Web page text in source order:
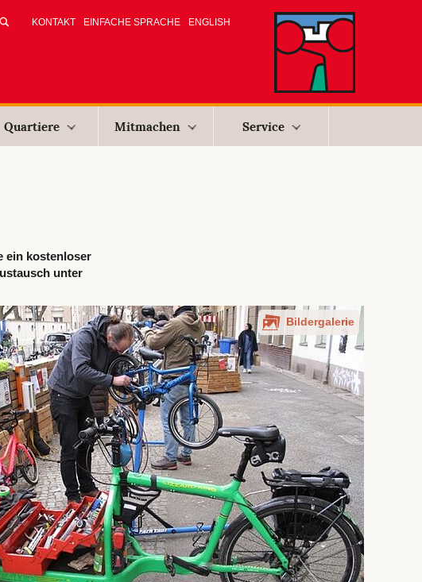
KONTAKT EINFACHE SPRACHE ENGLISH
Quartiere Mitmachen Service
ein kostenloser
unter
Bildergalerie